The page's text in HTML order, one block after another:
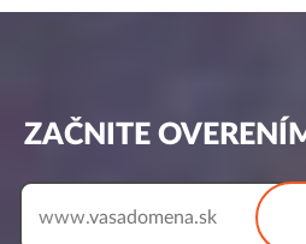
ZAČNITE
www.